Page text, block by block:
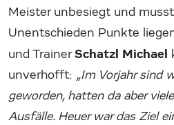
Meister unbesiegt und
Unentschieden Punkte
und TrainerSchatzl Michael
unverhofft: „Im Vorjahr sind
geworden, hatten da aber
Ausfälle. Heuer war das Ziel